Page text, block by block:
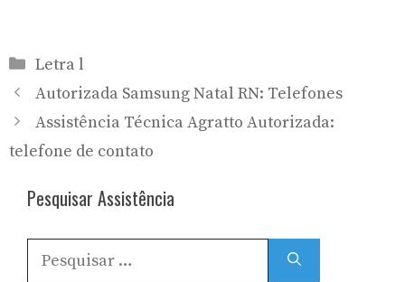
Categorias
Letra l
Autorizada Samsung Natal RN: Telefones
Assistência Técnica Agratto Autorizada:
telefone de contato
Pesquisar Assistência
por: